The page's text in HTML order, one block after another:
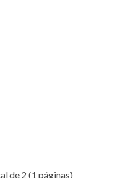
de 2 (1 páginas)